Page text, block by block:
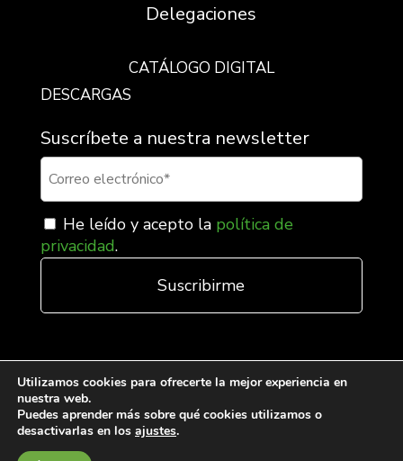
Delegaciones
CATÁLOGO DIGITAL
DESCARGAS
Suscríbete a nuestra newsletter
He leído y acepto la política de
privacidad.
Utilizamos cookies para ofrecerte la mejor experiencia en
nuestra web.
Puedes aprender más sobre qué cookies utilizamos o
desactivarlas en los ajustes.